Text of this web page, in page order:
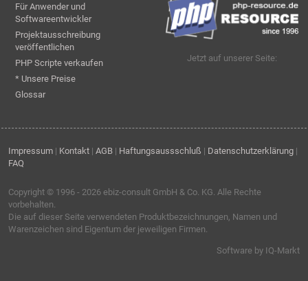
Für Anwender und
Softwareentwickler
Projektausschreibung
veröffentlichen
PHP Scripte verkaufen
* Unsere Preise
Glossar
Jetzt auf unserer Seite:
Impressum | Kontakt | AGB | Haftungsaussschluß | Datenschutzerklärung |
FAQ
Copyright © 1996 - 2026 ebiz-consult GmbH & Co. KG. Alle Rechte
vorbehalten.
Die auf dieser Seite verwendeten Produktbezeichnungen, Namen und
Warenzeichen sind Eigentum der jeweiligen Firmen.
Software by IQ-Markt